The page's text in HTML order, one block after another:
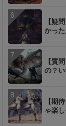
【疑
かっ
【質
の？い
【期
ゃ楽